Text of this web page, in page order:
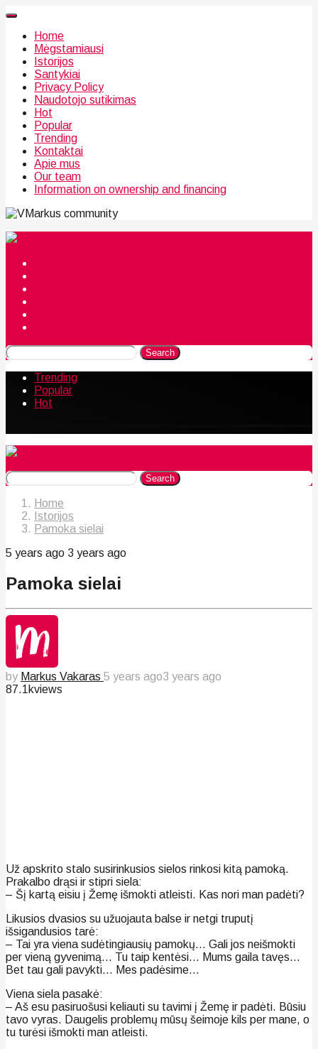
Home
Mėgstamiausi
Istorijos
Santykiai
Privacy Policy
Naudotojo sutikimas
Hot
Popular
Trending
Kontaktai
Apie mus
Our team
Information on ownership and financing
community
Search
Trending
Popular
Hot
Search
Home
Istorijos
Pamoka sielai
5 years ago 3 years ago
Pamoka sielai
by Markus Vakaras 5 years ago3 years ago
87.1kviews
Už apskrito stalo susirinkusios sielos rinkosi kitą pamoką.
Prakalbo drąsi ir stipri siela:
– Šį kartą eisiu į Žemę išmokti atleisti. Kas nori man padėti?
Likusios dvasios su užuojauta balse ir netgi truputį
išsigandusios tarė:
– Tai yra viena sudėtingiausių pamokų… Gali jos neišmokti
per vieną gyvenimą… Tu taip kentėsi… Mums gaila tavęs…
Bet tau gali pavykti… Mes padėsime…
Viena siela pasakė:
– Aš esu pasiruošusi keliauti su tavimi į Žemę ir padėti. Būsiu
tavo vyras. Daugelis problemų mūsų šeimoje kils per mane, o
tu turėsi išmokti man atleisti.